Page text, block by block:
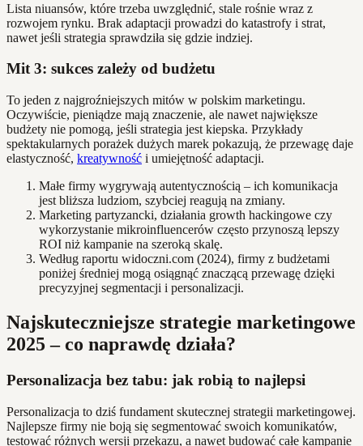
Lista niuansów, które trzeba uwzględnić, stale rośnie wraz z
rozwojem rynku. Brak adaptacji prowadzi do katastrofy i strat,
nawet jeśli strategia sprawdziła się gdzie indziej.
Mit 3: sukces zależy od budżetu
To jeden z najgroźniejszych mitów w polskim marketingu.
Oczywiście, pieniądze mają znaczenie, ale nawet największe
budżety nie pomogą, jeśli strategia jest kiepska. Przykłady
spektakularnych porażek dużych marek pokazują, że przewagę daje
elastyczność, kreatywność i umiejętność adaptacji.
Małe firmy wygrywają autentycznością – ich komunikacja
jest bliższa ludziom, szybciej reagują na zmiany.
Marketing partyzancki, działania growth hackingowe czy
wykorzystanie mikroinfluencerów często przynoszą lepszy
ROI niż kampanie na szeroką skalę.
Według raportu widoczni.com (2024), firmy z budżetami
poniżej średniej mogą osiągnąć znaczącą przewagę dzięki
precyzyjnej segmentacji i personalizacji.
Najskuteczniejsze strategie marketingowe
2025 – co naprawdę działa?
Personalizacja bez tabu: jak robią to najlepsi
Personalizacja to dziś fundament skutecznej strategii marketingowej.
Najlepsze firmy nie boją się segmentować swoich komunikatów,
testować różnych wersji przekazu, a nawet budować całe kampanie